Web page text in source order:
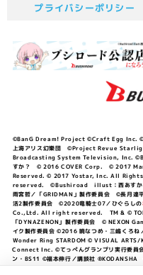
プライバシーポリシー
©BanG Dream! Project ©Craft Egg Inc.
上海アリス幻樂団 ©Project Revue
Broadcasting System Television, Inc.
すか？ © 2016 COVER Corp. © 2017
Reserved. © 2017 Yostar, Inc. All
reserved. ©Bushiroad illust：西あすか
雨宮哲／「GRIDMAN」製作委員会 ©長月達
活2製作委員会 ©2020竜騎士07／ひぐらしの
Co.,Ltd. All right reserved. TM & ©
「DYNAZENON」製作委員会 © NEXON
イク製作委員会 ©2016 暁なつめ・三嶋くろ
Wonder Ring STARDOM © VISUAL ARTS/
Connect Inc. ©てっぺんグランプリ実行委
ン・BS11 ©福本伸行／講談社